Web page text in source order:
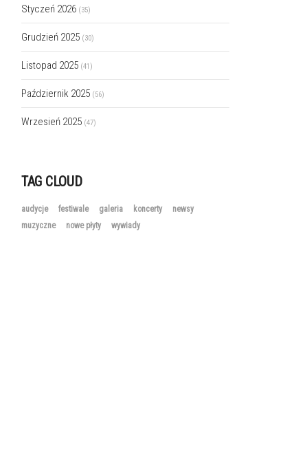
Styczeń 2026 (35)
Grudzień 2025 (30)
Listopad 2025 (41)
Październik 2025 (56)
Wrzesień 2025 (47)
TAG CLOUD
audycje festiwale galeria koncerty
newsy
muzyczne
nowe płyty wywiady